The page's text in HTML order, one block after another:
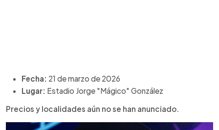
Fecha: 21 de marzo de 2026
Lugar: Estadio Jorge "Mágico" González
Precios y localidades aún no se han anunciado.